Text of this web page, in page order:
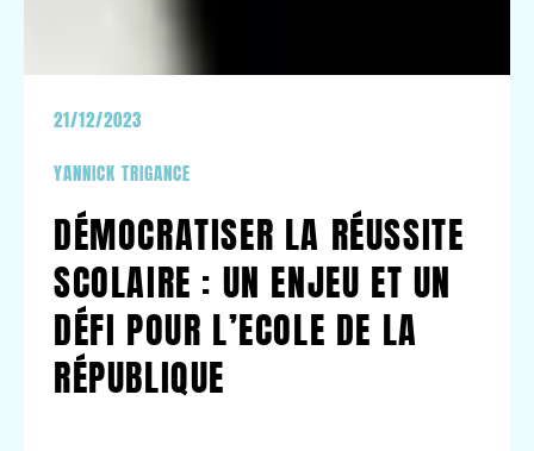
21/12/2023
YANNICK TRIGANCE
DÉMOCRATISER LA RÉUSSITE
SCOLAIRE : UN ENJEU ET UN
DÉFI POUR L’ECOLE DE LA
RÉPUBLIQUE